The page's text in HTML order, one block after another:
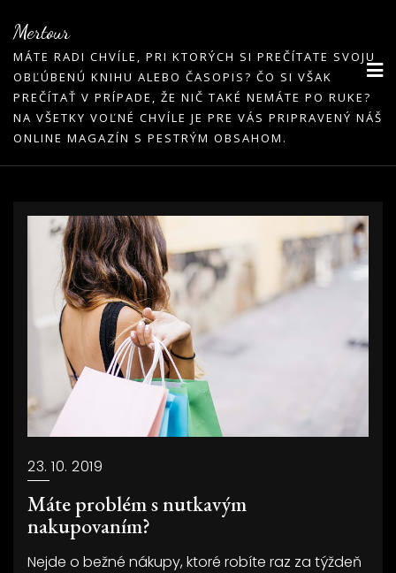
to
content
Mertour
MÁTE RADI CHVÍLE, PRI KTORÝCH SI PREČÍTATE SVOJU
OBĽÚBENÚ KNIHU ALEBO ČASOPIS? ČO SI VŠAK
PREČÍTAŤ V PRÍPADE, ŽE NIČ TAKÉ NEMÁTE PO RUKE?
NA VŠETKY VOĽNÉ CHVÍLE JE PRE VÁS PRIPRAVENÝ NÁŠ
ONLINE MAGAZÍN S PESTRÝM OBSAHOM.
23. 10. 2019
Máte problém s nutkavým
nakupovaním?
Nejde o bežné nákupy, ktoré robíte raz za týždeň